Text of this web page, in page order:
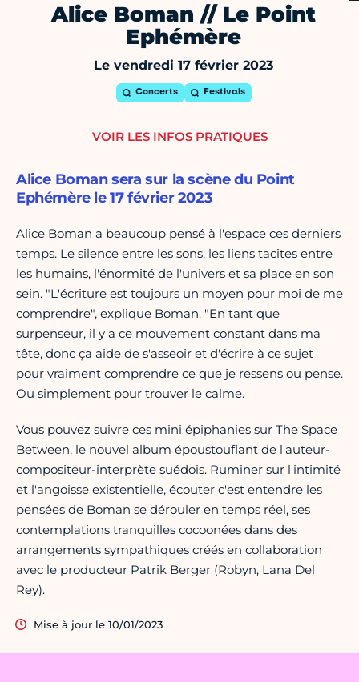
Alice Boman // Le Point
Ephémère
Le vendredi 17 février 2023
Concerts Festivals
Alice Boman sera sur la scène du Point
Ephémère le 17 février 2023
Alice Boman a beaucoup pensé à l'espace ces derniers
temps. Le silence entre les sons, les liens tacites entre
les humains, l'énormité de l'univers et sa place en son
sein. "L'écriture est toujours un moyen pour moi de me
comprendre", explique Boman. "En tant que
surpenseur, il y a ce mouvement constant dans ma
tête, donc ça aide de s'asseoir et d'écrire à ce sujet
pour vraiment comprendre ce que je ressens ou pense.
Ou simplement pour trouver le calme.
Vous pouvez suivre ces mini épiphanies sur The Space
Between, le nouvel album époustouflant de l'auteur-
compositeur-interprète suédois. Ruminer sur l'intimité
et l'angoisse existentielle, écouter c'est entendre les
pensées de Boman se dérouler en temps réel, ses
contemplations tranquilles cocoonées dans des
arrangements sympathiques créés en collaboration
avec le producteur Patrik Berger (Robyn, Lana Del
Rey).
Mise à jour le 10/01/2023
VOIR LES INFOS PRATIQUES